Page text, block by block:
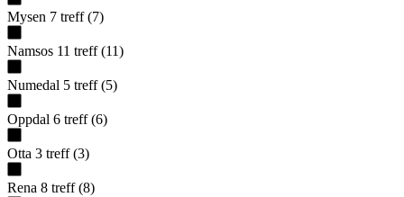
Mysen 7 treff (7)
Namsos 11 treff (11)
Numedal 5 treff (5)
Oppdal 6 treff (6)
Otta 3 treff (3)
Rena 8 treff (8)